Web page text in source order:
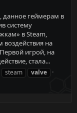
данное геймерам в
систему
в Steam,
на
игрой, на
стала...
steam valve